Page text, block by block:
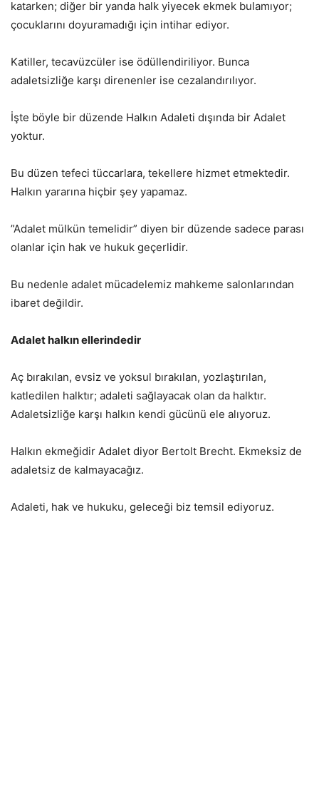
katarken; diğer bir yanda halk yiyecek ekmek bulamıyor;
çocuklarını doyuramadığı için intihar ediyor.
Katiller, tecavüzcüler ise ödüllendiriliyor. Bunca
adaletsizliğe karşı direnenler ise cezalandırılıyor.
İşte böyle bir düzende Halkın Adaleti dışında bir Adalet
yoktur.
Bu düzen tefeci tüccarlara, tekellere hizmet etmektedir.
Halkın yararına hiçbir şey yapamaz.
”Adalet mülkün temelidir” diyen bir düzende sadece parası
olanlar için hak ve hukuk geçerlidir.
Bu nedenle adalet mücadelemiz mahkeme salonlarından
ibaret değildir.
Adalet halkın ellerindedir
Aç bırakılan, evsiz ve yoksul bırakılan, yozlaştırılan,
katledilen halktır; adaleti sağlayacak olan da halktır.
Adaletsizliğe karşı halkın kendi gücünü ele alıyoruz.
Halkın ekmeğidir Adalet diyor Bertolt Brecht. Ekmeksiz de
adaletsiz de kalmayacağız.
Adaleti, hak ve hukuku, geleceği biz temsil ediyoruz.